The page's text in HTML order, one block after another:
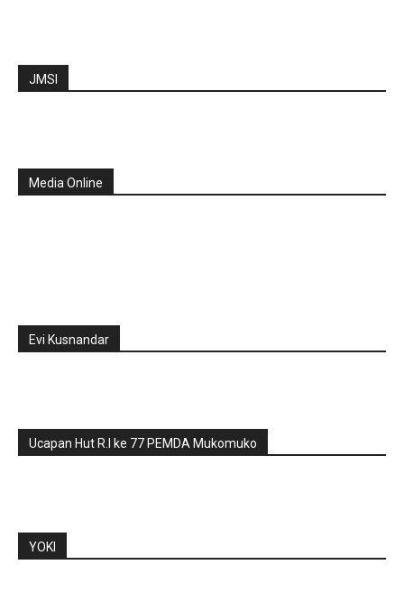
JMSI
Media Online
Evi Kusnandar
Ucapan Hut R.I ke 77 PEMDA Mukomuko
YOKI